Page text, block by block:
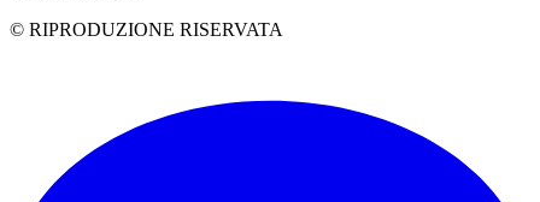
© RIPRODUZIONE RISERVATA